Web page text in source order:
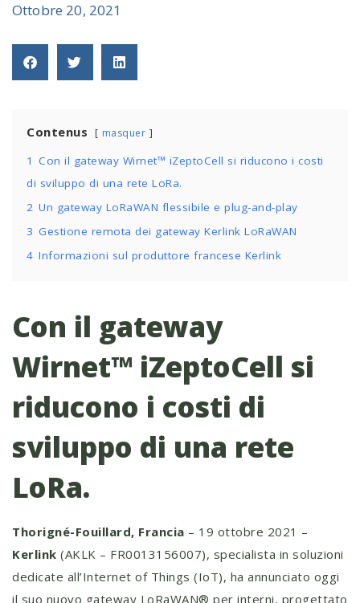
Ottobre 20, 2021
Contenus masquer
1 Con il gateway Wirnet™ iZeptoCell si riducono i costi
di sviluppo di una rete LoRa.
2 Un gateway LoRaWAN flessibile e plug-and-play
3 Gestione remota dei gateway Kerlink LoRaWAN
4 Informazioni sul produttore francese Kerlink
Con il gateway
Wirnet™ iZeptoCell si
riducono i costi di
sviluppo di una rete
LoRa.
Thorigné-Fouillard, Francia – 19 ottobre 2021 –
Kerlink (AKLK – FR0013156007), specialista in soluzioni
dedicate all’Internet of Things (IoT), ha annunciato oggi
il suo nuovo gateway LoRaWAN® per interni, progettato